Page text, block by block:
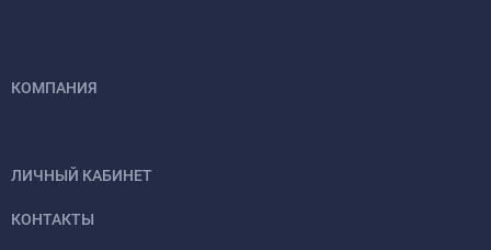
КОМПАНИЯ
ЛИЧНЫЙ КАБИНЕТ
КОНТАКТЫ